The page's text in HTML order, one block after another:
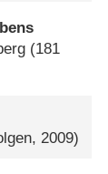
(181
2009)